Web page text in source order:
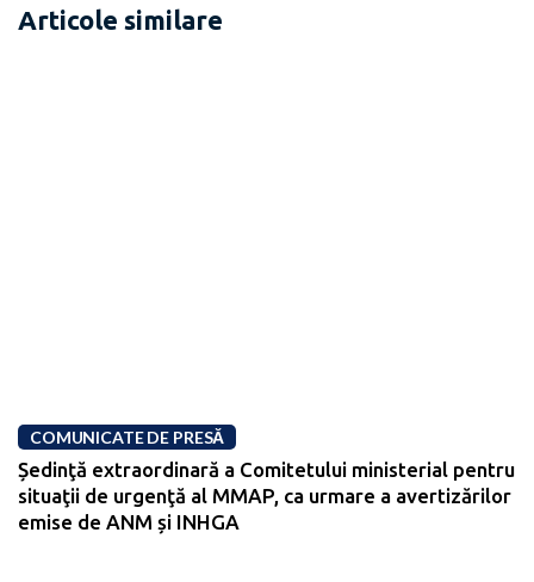
Articole similare
COMUNICATE DE PRESĂ
Ședinţă extraordinară a Comitetului ministerial pentru
situaţii de urgenţă al MMAP, ca urmare a avertizărilor
emise de ANM și INHGA